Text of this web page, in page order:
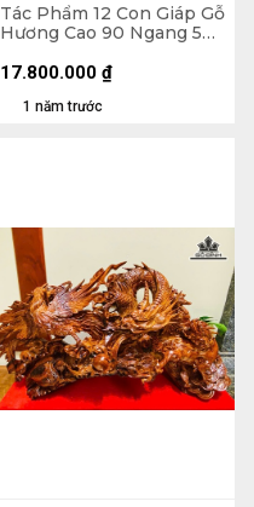
Tác Phẩm 12 Con Giáp Gỗ
Hương Cao 90 Ngang 50
1 năm trước
17.800.000 ₫